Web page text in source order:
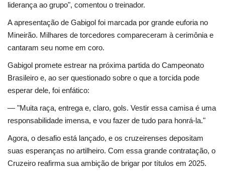
liderança ao grupo", comentou o treinador.
A apresentação de Gabigol foi marcada por grande euforia no
Mineirão. Milhares de torcedores compareceram à cerimônia e
cantaram seu nome em coro.
Gabigol promete estrear na próxima partida do Campeonato
Brasileiro e, ao ser questionado sobre o que a torcida pode
esperar dele, foi enfático:
— "Muita raça, entrega e, claro, gols. Vestir essa camisa é uma
responsabilidade imensa, e vou fazer de tudo para honrá-la."
Agora, o desafio está lançado, e os cruzeirenses depositam
suas esperanças no artilheiro. Com essa grande contratação, o
Cruzeiro reafirma sua ambição de brigar por títulos em 2025.